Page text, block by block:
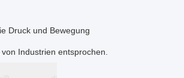
Druck und Bewegung
Industrien entsprochen.